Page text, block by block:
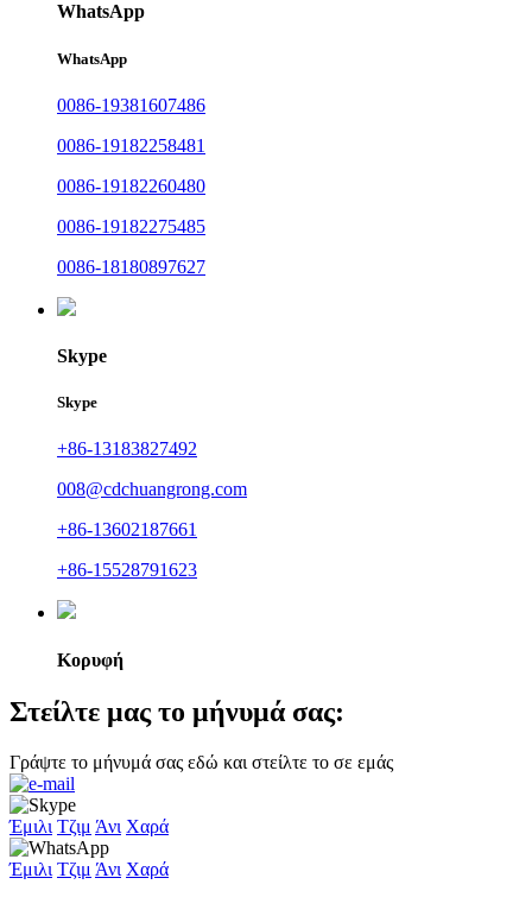
WhatsApp
WhatsApp
0086-19381607486
0086-19182258481
0086-19182260480
0086-19182275485
0086-18180897627
Skype
Skype
+86-13183827492
008@cdchuangrong.com
+86-13602187661
+86-15528791623
Κορυφή
Στείλτε μας το μήνυμά σας:
Γράψτε το μήνυμά σας εδώ και στείλτε το σε εμάς
Έμιλι Τζιμ Άνι Χαρά
Έμιλι Τζιμ Άνι Χαρά